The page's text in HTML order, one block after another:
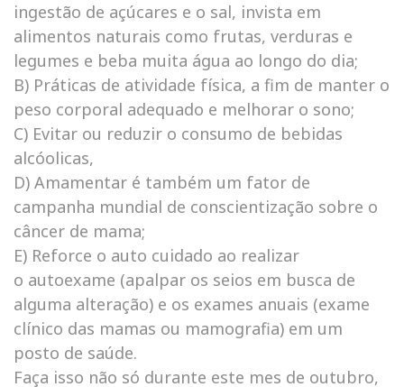
ingestão de açúcares e o sal, invista em
alimentos naturais como frutas, verduras e
legumes e beba muita água ao longo do dia;
B) Práticas de atividade física, a fim de manter o
peso corporal adequado e melhorar o sono;
C) Evitar ou reduzir o consumo de bebidas
alcóolicas,
D) Amamentar é também um fator de
campanha mundial de conscientização sobre o
câncer de mama;
E) Reforce o auto cuidado ao realizar
o autoexame (apalpar os seios em busca de
alguma alteração) e os exames anuais (exame
clínico das mamas ou mamografia) em um
posto de saúde.
Faça isso não só durante este mes de outubro,